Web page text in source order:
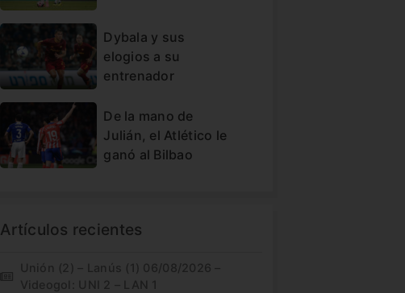
Dybala y sus
elogios a su
entrenador
De la mano de
Julián, el Atlético le
ganó al Bilbao
Artículos recientes
Unión (2) – Lanús (1) 06/08/2026 –
Videogol: UNI 2 – LAN 1